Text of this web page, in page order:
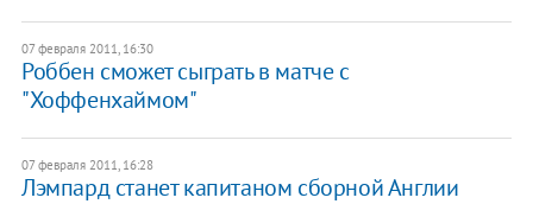
07 февраля 2011, 16:30
Роббен сможет сыграть в матче с
"Хоффенхаймом"
07 февраля 2011, 16:28
Лэмпард станет капитаном сборной Англии